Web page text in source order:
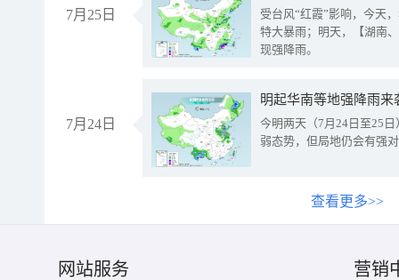
7月25日
受台风“红霞”影响，今天
特大暴雨；明天，【湖南
现强降雨。
7月24日
明起华南等地强降雨
今明两天（7月24日至25
弱态势，但局地仍会有强
查看更多>>
网站服务 营销